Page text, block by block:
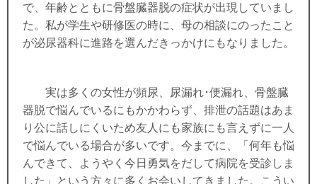
で、年齢とともに骨盤臓器脱の症状が出現していまし
た。私が学生や研修医の時に、母の相談にのったこと
が泌尿器科に進路を選んだきっかけにもなりました。
実は多くの女性が頻尿、尿漏れ･便漏れ、骨盤臓
器脱で悩んでいるにもかかわらず、排泄の話題はあま
り公に話しにくいため友人にも家族にも言えずに一人
で悩んでいる場合が多いです。今までに、「何年も悩
んできて、ようやく今日勇気をだして病院を受診しま
した」という方々に多くお会いしてきました。こうい